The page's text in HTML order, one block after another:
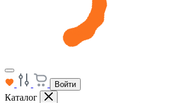
Войти
Каталог